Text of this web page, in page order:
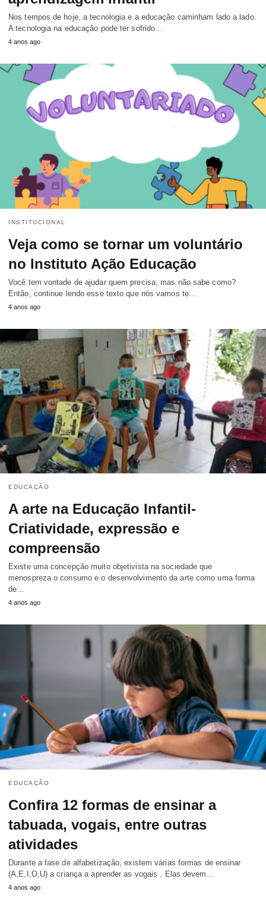
Nos tempos de hoje, a tecnologia e a educação caminham lado a lado.
A tecnologia na educação pode ter sofrido…
4 anos ago
INSTITUCIONAL
Veja como se tornar um voluntário
no Instituto Ação Educação
Você tem vontade de ajudar quem precisa, mas não sabe como?
Então, continue lendo esse texto que nós vamos te…
4 anos ago
EDUCAÇÃO
A arte na Educação Infantil-
Criatividade, expressão e
compreensão
Existe uma concepção muito objetivista na sociedade que
menospreza o consumo e o desenvolvimento da arte como uma forma
de…
4 anos ago
EDUCAÇÃO
Confira 12 formas de ensinar a
tabuada, vogais, entre outras
atividades
Durante a fase de alfabetização, existem várias formas de ensinar
(A,E,I,O,U) a criança a aprender as vogais . Elas devem…
4 anos ago